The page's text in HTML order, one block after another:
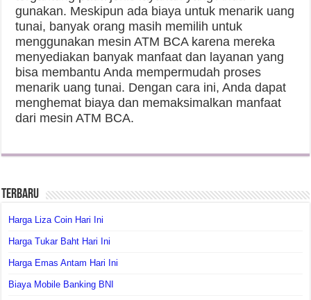
gunakan. Meskipun ada biaya untuk menarik uang
tunai, banyak orang masih memilih untuk
menggunakan mesin ATM BCA karena mereka
menyediakan banyak manfaat dan layanan yang
bisa membantu Anda mempermudah proses
menarik uang tunai. Dengan cara ini, Anda dapat
menghemat biaya dan memaksimalkan manfaat
dari mesin ATM BCA.
Terbaru
Harga Liza Coin Hari Ini
Harga Tukar Baht Hari Ini
Harga Emas Antam Hari Ini
Biaya Mobile Banking BNI